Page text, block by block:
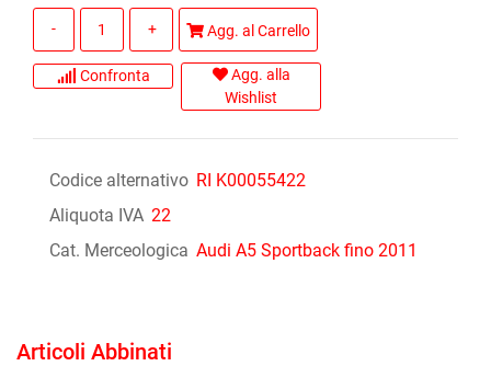
Agg. al Carrello
Confronta
Agg. alla
Wishlist
Codice alternativo RI K00055422
Aliquota IVA 22
Cat. Merceologica Audi A5 Sportback fino 2011
Articoli Abbinati